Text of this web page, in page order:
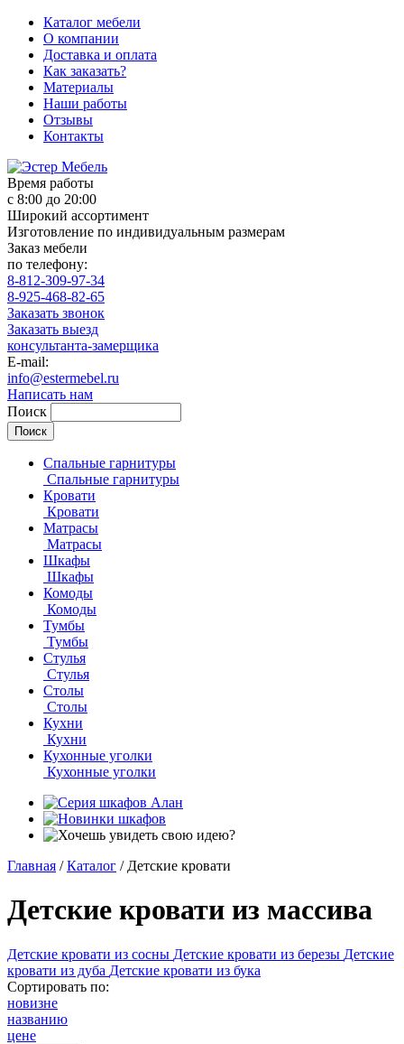
Каталог мебели
О компании
Доставка и оплата
Как заказать?
Материалы
Наши работы
Отзывы
Контакты
Время работы
с 8:00 до 20:00
Широкий ассортимент
Изготовление по индивидуальным размерам
Заказ мебели
по телефону:
8-812-309-97-34
8-925-468-82-65
Заказать звонок
Заказать выезд
консультанта-замерщика
E-mail:
info@estermebel.ru
Написать нам
Поиск
Спальные гарнитуры
Спальные гарнитуры
Кровати
Кровати
Матрасы
Матрасы
Шкафы
Шкафы
Комоды
Комоды
Тумбы
Тумбы
Стулья
Стулья
Столы
Столы
Кухни
Кухни
Кухонные уголки
Кухонные уголки
Главная / Каталог / Детские кровати
Детские кровати из массива
Детские кровати из сосны Детские кровати из березы Детские
кровати из дуба Детские кровати из бука
Сортировать по:
новизне
названию
цене